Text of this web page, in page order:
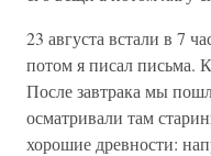
23 августа встали в 7
потом я писал
После завтрака мы
осматривали там
хорошие древности: